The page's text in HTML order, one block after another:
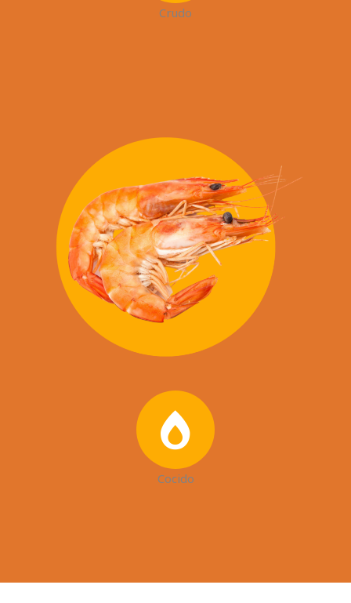
Crudo
Cocido